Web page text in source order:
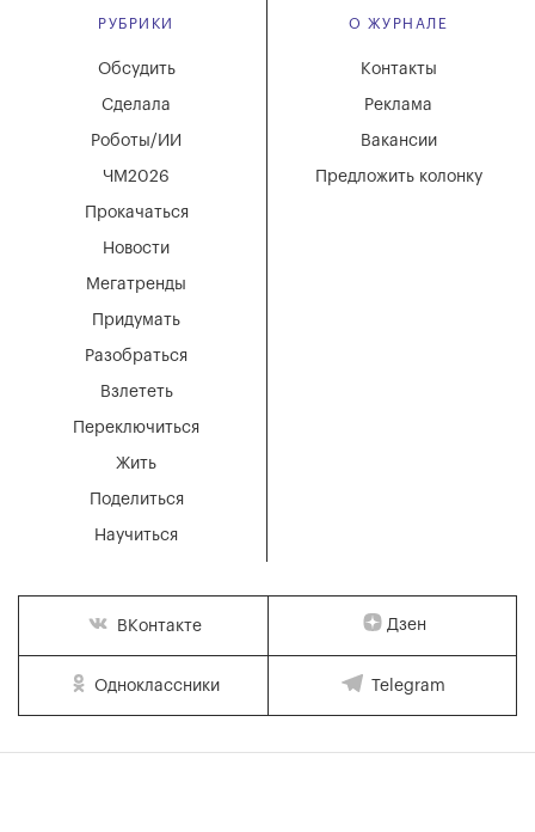
РУБРИКИ
Мегатренды
Придумать
Разобраться
Взлететь
Новости
Переключиться
Жить
Поделиться
Научиться
Обсудить
Сделала
Роботы/ИИ
ЧМ2026
Прокачаться
О ЖУРНАЛЕ
Вакансии
Реклама
Контакты
Предложить колонку
ВКонтакте Дзен
Одноклассники Telegram